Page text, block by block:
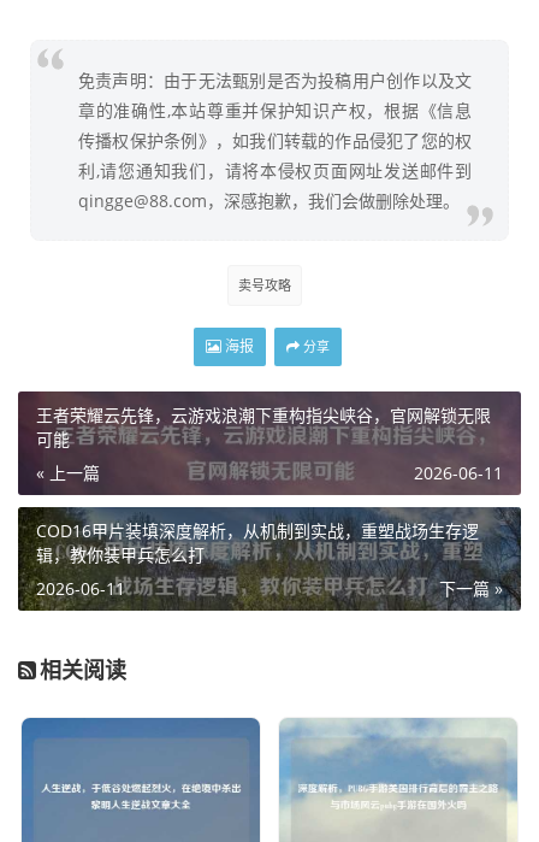
免责声明：由于无法甄别是否为投稿用户创作以及文
章的准确性,本站尊重并保护知识产权，根据《信息
传播权保护条例》，如我们转载的作品侵犯了您的权
利,请您通知我们，请将本侵权页面网址发送邮件到
qingge@88.com，深感抱歉，我们会做删除处理。
卖号攻略
海报 分享
王者荣耀云先锋，云游戏浪潮下重构指尖峡谷，官网解锁无限
可能
« 上一篇
2026-06-11
COD16甲片装填深度解析，从机制到实战，重塑战场生存逻
辑，教你装甲兵怎么打
下一篇 »
2026-06-11
相关阅读